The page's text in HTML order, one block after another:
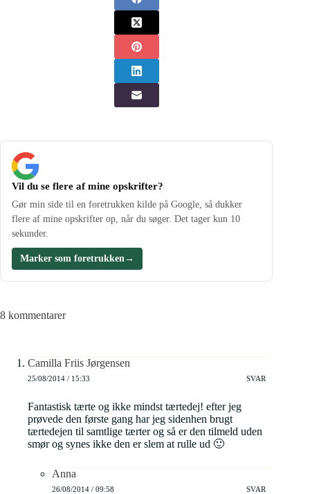
Vil du se flere af mine opskrifter?
Gør min side til en foretrukken kilde på Google, så dukker
flere af mine opskrifter op, når du søger. Det tager kun 10
sekunder.
Marker som foretrukken→
8 kommentarer
Camilla Friis Jørgensen
25/08/2014 / 15:33 SVAR
Fantastisk tærte og ikke mindst tærtedej! efter jeg
prøvede den første gang har jeg sidenhen brugt
tærtedejen til samtlige tærter og så er den tilmeld uden
smør og synes ikke den er slem at rulle ud 🙂
Anna
26/08/2014 / 09:58 SVAR